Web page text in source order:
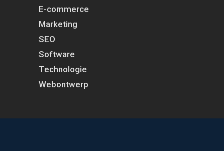
E-commerce
Marketing
SEO
Software
Technologie
Webontwerp